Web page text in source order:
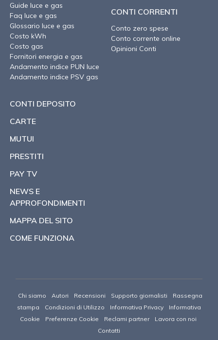
Guide luce e gas
Faq luce e gas
Glossario luce e gas
Costo kWh
Costo gas
Fornitori energia e gas
Andamento indice PUN luce
Andamento indice PSV gas
CONTI CORRENTI
Conto zero spese
Conto corrente online
Opinioni Conti
CONTI DEPOSITO
CARTE
MUTUI
PRESTITI
PAY TV
NEWS E
APPROFONDIMENTI
MAPPA DEL SITO
COME FUNZIONA
Chi siamo Autori Recensioni Supporto giornalisti
Rassegna
stampa
Condizioni di Utilizzo Informativa Privacy
Informativa
Cookie
Preferenze Cookie Reclami partner
Lavora con noi
Contatti